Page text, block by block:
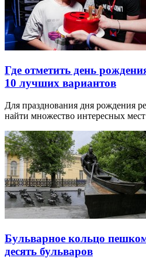
Где отметить день
10 лучших вариантов
Для празднования дня рождения
найти множество интересных
Бульварное кольцо
десять бульваров